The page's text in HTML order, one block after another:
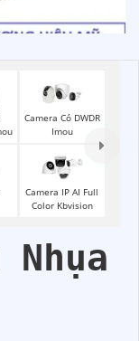
Camera Có DWDR
Imou
Camera IP AI Full
Color Kbvision
Nhụa